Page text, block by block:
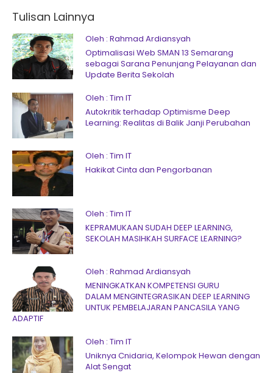
Tulisan Lainnya
Oleh : Rahmad Ardiansyah
Optimalisasi Web SMAN 13 Semarang
sebagai Sarana Penunjang Pelayanan dan
Update Berita Sekolah
Oleh : Tim IT
Autokritik terhadap Optimisme Deep
Learning: Realitas di Balik Janji Perubahan
Oleh : Tim IT
Hakikat Cinta dan Pengorbanan
Oleh : Tim IT
KEPRAMUKAAN SUDAH DEEP LEARNING,
SEKOLAH MASIHKAH SURFACE LEARNING?
Oleh : Rahmad Ardiansyah
MENINGKATKAN KOMPETENSI GURU
DALAM MENGINTEGRASIKAN DEEP LEARNING
UNTUK PEMBELAJARAN PANCASILA YANG
ADAPTIF
Oleh : Tim IT
Uniknya Cnidaria, Kelompok Hewan dengan
Alat Sengat